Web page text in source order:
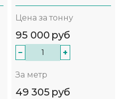
Цена за тонну
95 000 руб
− +
За метр
49 305 руб